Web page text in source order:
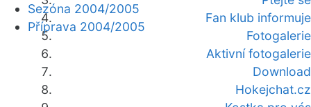
Fan klub informuje
Fotogalerie
Aktivní fotogalerie
Download
Hokejchat.cz
Sezóna 2004/2005
Příprava 2004/2005